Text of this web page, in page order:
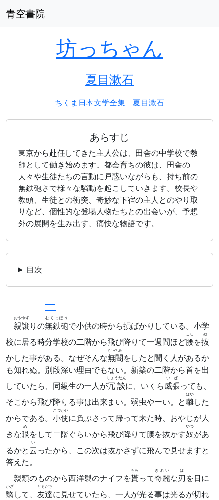
青空書院
坊っちゃん
夏目漱石
ちくま日本文学全集 夏目漱石
あらすじ
東京から赴任してきた主人公は、田舎の中学校で教
師として働き始めます。都会育ちの彼は、田舎の
人々や生徒たちの言動に戸惑いながらも、持ち前の
無鉄砲さで様々な騒動を起こしていきます。校長や
教頭、生徒との衝突、奇妙な下宿の主人とのやり取
りなど、個性的な登場人物たちとの出会いが、予想
外の展開を生み出す、痛快な物語です。
目次
一
親譲
おやゆず
りの無鉄砲
むてっぽう
で小供の時から損ばかりしている。小学
校に居る時分学校の二階から飛び降りて一週間ほど腰
こし
を抜
ぬ
かした事がある。なぜそんな無闇
むやみ
をしたと聞く人があるか
も知れぬ。別段深い理由でもない。新築の二階から首を出
していたら、同級生の一人が冗談
じょうだん
に、いくら威張
いば
っても、
そこから飛び降りる事は出来まい。弱虫やーい。と囃
はや
した
からである。 小使
こづかい
に負ぶさって帰って来た時、おやじが大
きな眼
め
をして二階ぐらいから飛び降りて腰を抜かす奴
やつ
があ
るかと云
い
ったから、この次は抜かさずに飛んで見せますと
答えた。
親類のものから西洋製のナイフを貰
もら
って奇麗
きれい
な刃
は
を日に
翳
かざ
して、 友達
ともだち
に見せていたら、一人が光る事は光るが切れ